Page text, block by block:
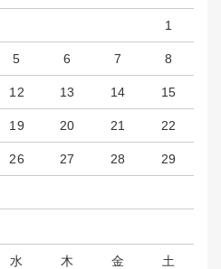
1
5 6 7 8
12 13 14 15
19 20 21 22
26 27 28 29
水 木 金 土